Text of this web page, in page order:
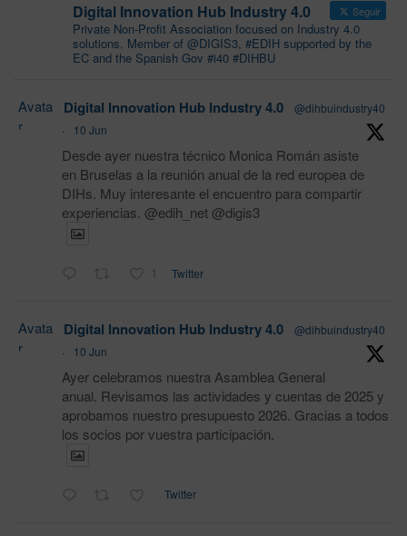
Digital Innovation Hub Industry 4.0 Seguir
Private Non-Profit Association focused on Industry 4.0
solutions. Member of @DIGIS3, #EDIH supported by the
EC and the Spanish Gov #i40 #DIHBU
Avata
r
Digital Innovation Hub Industry 4.0
@dihbuindustry40
·
10 Jun
Desde ayer nuestra técnico Monica Román asiste
en Bruselas a la reunión anual de la red europea de
DIHs. Muy interesante el encuentro para compartir
experiencias. @edih_net @digis3
1 Twitter
Avata
r
Digital Innovation Hub Industry 4.0
@dihbuindustry40
·
10 Jun
Ayer celebramos nuestra Asamblea General
anual. Revisamos las actividades y cuentas de 2025 y
aprobamos nuestro presupuesto 2026. Gracias a todos
los socios por vuestra participación.
Twitter